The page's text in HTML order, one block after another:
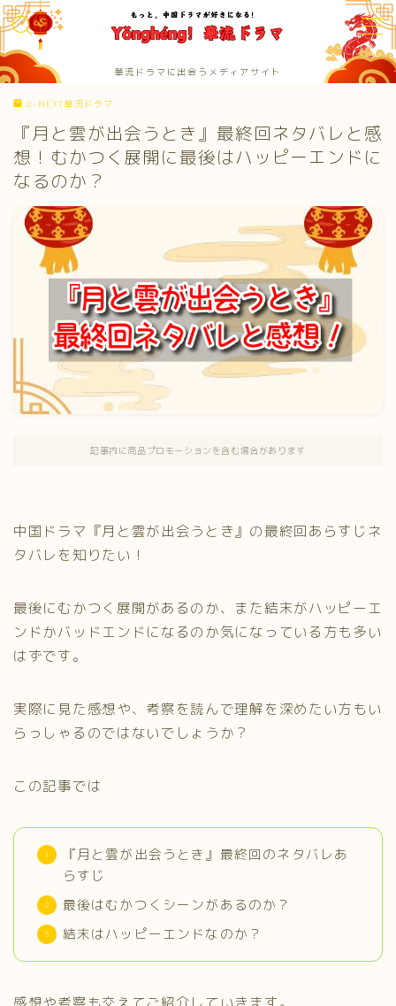
華流ドラマに出会うメディアサイト
MENU
お問い合わせ
カテゴリー
サイトマップ
サンプルページ
トップページ
プライバシーポリシー
メディアコンテンツポリシー
華流ドラマNAVI編集部：プロフィール
運営者情報 / 会社概要
U-NEXT華流ドラマ
『月と雲が出会うとき』最終回ネタバレと感
想！むかつく展開に最後はハッピーエンドに
なるのか？
記事内に商品プロモーションを含む場合があります
中国ドラマ『月と雲が出会うとき』の最終回あらすじネ
タバレを知りたい！
最後にむかつく展開があるのか、また結末がハッピーエ
ンドかバッドエンドになるのか気になっている方も多い
はずです。
実際に見た感想や、考察を読んで理解を深めたい方もい
らっしゃるのではないでしょうか？
この記事では
『月と雲が出会うとき』最終回のネタバレあ
らすじ
最後はむかつくシーンがあるのか？
結末はハッピーエンドなのか？